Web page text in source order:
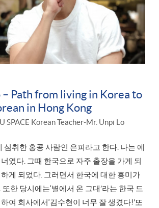
– Path from living in Korea to
in Hong Kong
SPACE Korean Teacher-Mr. Unpi Lo
심취한 홍콩 사람인 은피라고 한다. 나는 예
였다. 그때 한국으로 자주 출장을 가게 되
게 되었다. 그러면서 한국에 대한 흥미가
한 당시에는‘별에서 온 그대’라는 한국 드
여 회사에서‘김수현이 너무 잘 생겼다!’또